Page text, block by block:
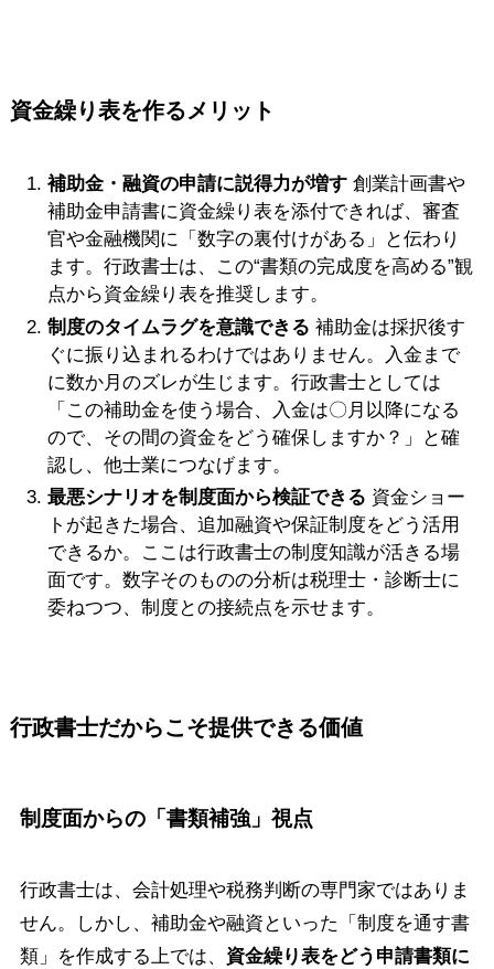
資金繰り表を作るメリット
補助金・融資の申請に説得力が増す 創業計画書や
補助金申請書に資金繰り表を添付できれば、審査
官や金融機関に「数字の裏付けがある」と伝わり
ます。行政書士は、この“書類の完成度を高める”観
点から資金繰り表を推奨します。
制度のタイムラグを意識できる 補助金は採択後す
ぐに振り込まれるわけではありません。入金まで
に数か月のズレが生じます。行政書士としては
「この補助金を使う場合、入金は〇月以降になる
ので、その間の資金をどう確保しますか？」と確
認し、他士業につなげます。
最悪シナリオを制度面から検証できる 資金ショー
トが起きた場合、追加融資や保証制度をどう活用
できるか。ここは行政書士の制度知識が活きる場
面です。数字そのものの分析は税理士・診断士に
委ねつつ、制度との接続点を示せます。
行政書士だからこそ提供できる価値
制度面からの「書類補強」視点
行政書士は、会計処理や税務判断の専門家ではありま
せん。しかし、補助金や融資といった「制度を通す書
類」を作成する上では、 資金繰り表をどう申請書類に